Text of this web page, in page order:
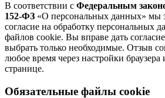
В соответствии с Федеральным
152-ФЗ «О персональных данных» мы
согласие на обработку персональных
файлов cookie. Вы вправе дать
выбрать только необходимые. Отзыв
любое время через настройки
странице.
Обязательные файлы cookie